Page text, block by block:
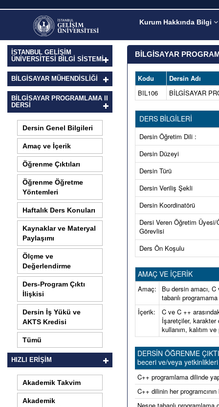
Kurum Hakkında Bilgi
İSTANBUL GELİŞİM
ÜNİVERSİTESİ BİLGİ SİSTEMİ
BILGISAYAR MÜHENDISLIĞI
BİLGİSAYAR PROGRAMLAMA II
DERSI
Dersin Genel Bilgileri
Amaç ve İçerik
Öğrenme Çıktıları
Öğrenme Öğretme
Yöntemleri
Haftalık Ders Konuları
Kaynaklar ve Materyal
Paylaşımı
Ölçme ve
Değerlendirme
Ders-Program Çıktı
İlişkisi
Dersin İş Yükü ve
AKTS Kredisi
Tümü
HIZLI ERİŞİM
Akademik Takvim
Akademik
BİLGİSAYAR
Kodu
Dersin Adı
BIL106
BİLGİSAYAR
DERS BİLGİLERİ
Dersin Öğretim Dili :
Dersin Düzeyi
Dersin Türü
Dersin Veriliş Şekli
Dersin Koordinatörü
Dersi Veren Öğretim Üyesi/
Görevlisi
Ders Ön Koşulu
AMAÇ VE İÇERİK
Amaç:
Bu dersin amacı,
tabanlı
İçerik:
C ve C ++
İşaretçiler, karakter
kullanım, kalıtım
DERSİN ÖĞRENME
beceri ve/veya
C++ programlama dilinde
C++ dilinin her